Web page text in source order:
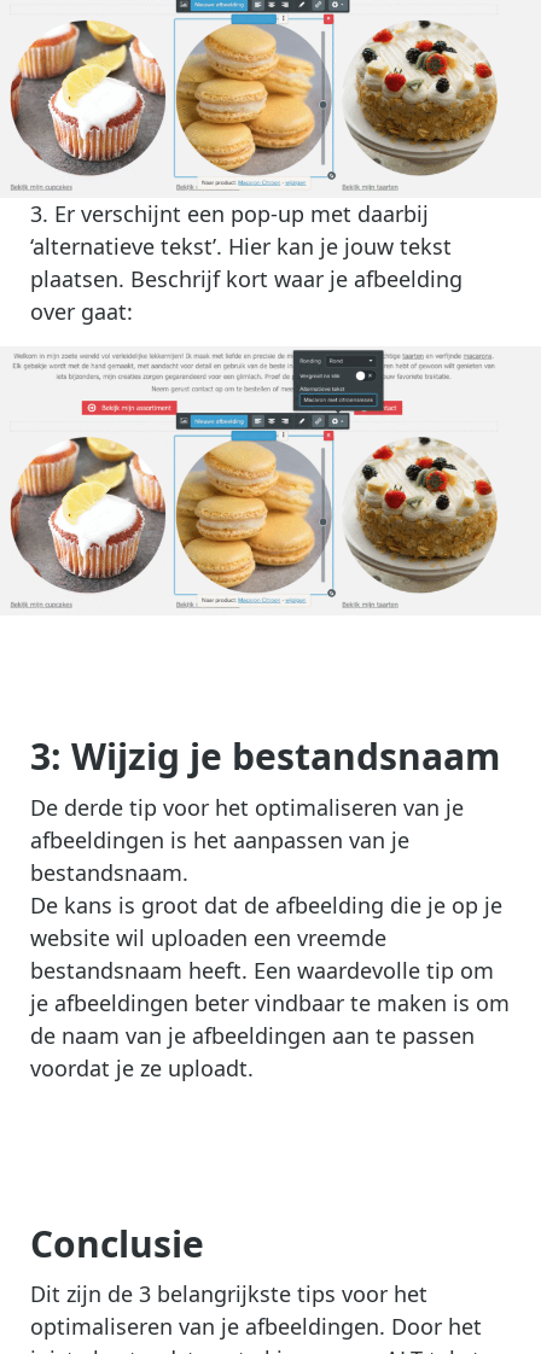
3. Er verschijnt een pop-up met daarbij
‘alternatieve tekst’. Hier kan je jouw tekst
plaatsen. Beschrijf kort waar je afbeelding
over gaat:
3: Wijzig je bestandsnaam
De derde tip voor het optimaliseren van je
afbeeldingen is het aanpassen van je
bestandsnaam.
De kans is groot dat de afbeelding die je op je
website wil uploaden een vreemde
bestandsnaam heeft. Een waardevolle tip om
je afbeeldingen beter vindbaar te maken is om
de naam van je afbeeldingen aan te passen
voordat je ze uploadt.
Conclusie
Dit zijn de 3 belangrijkste tips voor het
optimaliseren van je afbeeldingen. Door het